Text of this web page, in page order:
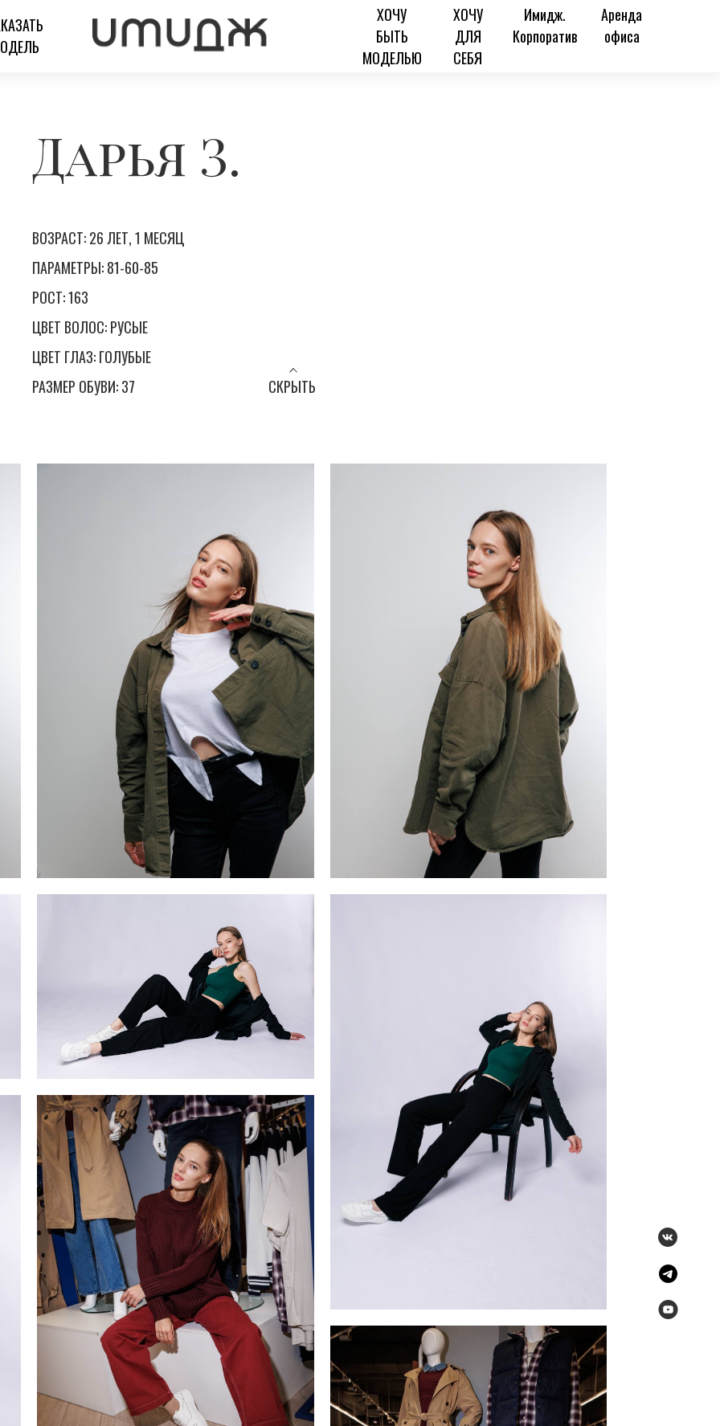
ХОЧУ
БЫТЬ
МОДЕЛЬЮ
ХОЧУ
ДЛЯ
СЕБЯ
Имидж.
Корпоратив
Аренда
офиса
Дарья З.
ВОЗРАСТ: 26 ЛЕТ, 1 МЕСЯЦ
ПАРАМЕТРЫ: 81-60-85
РОСТ: 163
ЦВЕТ ВОЛОС: РУСЫЕ
ЦВЕТ ГЛАЗ: ГОЛУБЫЕ
РАЗМЕР ОБУВИ: 37
СКРЫТЬ